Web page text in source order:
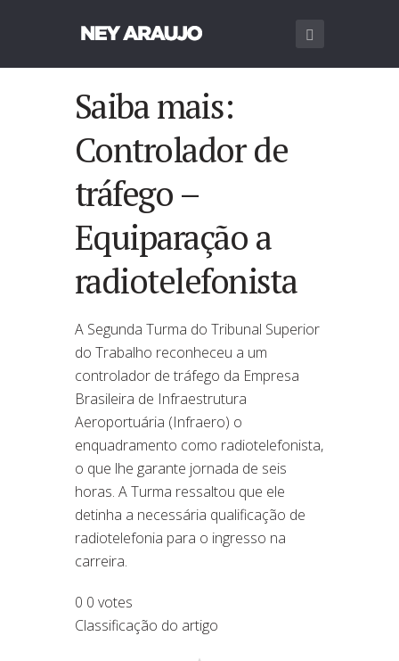
Saiba mais:
Controlador de
tráfego –
Equiparação a
radiotelefonista
A Segunda Turma do Tribunal Superior
do Trabalho reconheceu a um
controlador de tráfego da Empresa
Brasileira de Infraestrutura
Aeroportuária (Infraero) o
enquadramento como radiotelefonista,
o que lhe garante jornada de seis
horas. A Turma ressaltou que ele
detinha a necessária qualificação de
radiotelefonia para o ingresso na
carreira.
0 0 votes
Classificação do artigo